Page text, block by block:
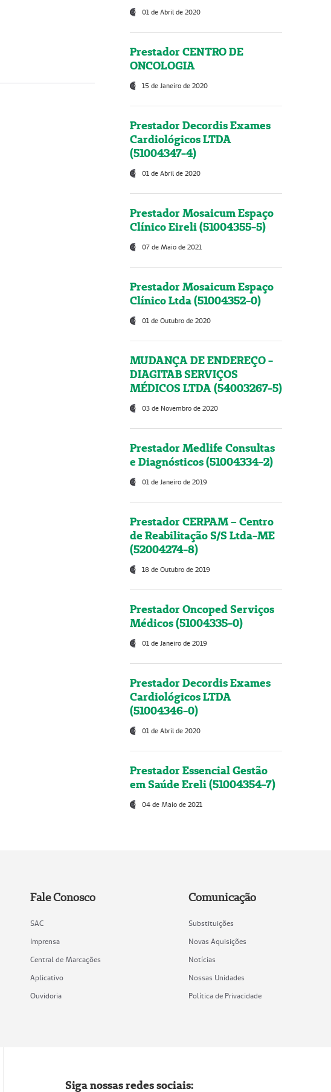
01 de Abril de 2020
Prestador CENTRO DE
ONCOLOGIA
15 de Janeiro de 2020
Prestador Decordis Exames
Cardiológicos LTDA
(51004347-4)
01 de Abril de 2020
Prestador Mosaicum Espaço
Clínico Eireli (51004355-5)
07 de Maio de 2021
Prestador Mosaicum Espaço
Clínico Ltda (51004352-0)
01 de Outubro de 2020
MUDANÇA DE ENDEREÇO -
DIAGITAB SERVIÇOS
MÉDICOS LTDA (54003267-5)
03 de Novembro de 2020
Prestador Medlife Consultas
e Diagnósticos (51004334-2)
01 de Janeiro de 2019
Prestador CERPAM – Centro
de Reabilitação S/S Ltda-ME
(52004274-8)
18 de Outubro de 2019
Prestador Oncoped Serviços
Médicos (51004335-0)
01 de Janeiro de 2019
Prestador Decordis Exames
Cardiológicos LTDA
(51004346-0)
01 de Abril de 2020
Prestador Essencial Gestão
em Saúde Ereli (51004354-7)
04 de Maio de 2021
Fale Conosco
SAC
Imprensa
Central de Marcações
Aplicativo
Ouvidoria
Comunicação
Substituições
Novas Aquisições
Notícias
Nossas Unidades
Política de Privacidade
Siga nossas redes sociais: